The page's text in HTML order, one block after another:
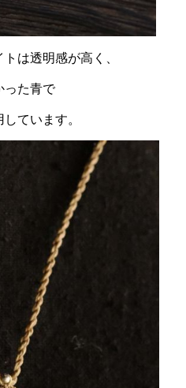
は透明感が高く、
った青で
ています。